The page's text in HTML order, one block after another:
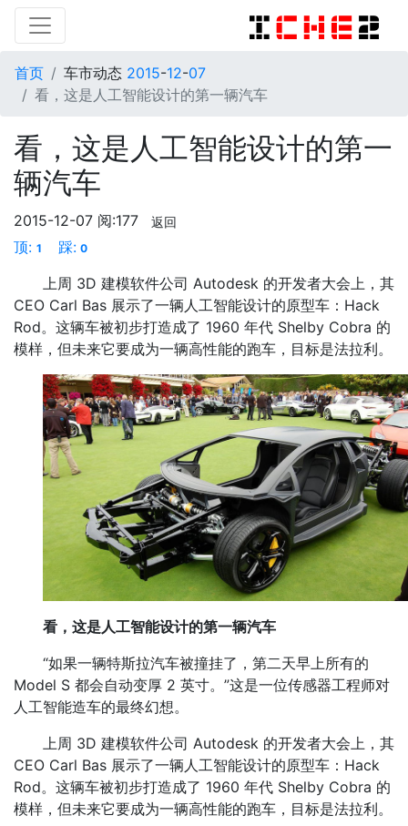
首页 车市动态 2015-12-07
看，这是人工智能设计的第一辆汽车
看，这是人工智能设计的第一
辆汽车
2015-12-07 阅:177 返回
顶: 1 踩: 0
上周 3D 建模软件公司 Autodesk 的开发者大会上，其
CEO Carl Bas 展示了一辆人工智能设计的原型车：Hack
Rod。这辆车被初步打造成了 1960 年代 Shelby Cobra 的
模样，但未来它要成为一辆高性能的跑车，目标是法拉利。
看，这是人工智能设计的第一辆汽车
“如果一辆特斯拉汽车被撞挂了，第二天早上所有的
Model S 都会自动变厚 2 英寸。”这是一位传感器工程师对
人工智能造车的最终幻想。
上周 3D 建模软件公司 Autodesk 的开发者大会上，其
CEO Carl Bas 展示了一辆人工智能设计的原型车：Hack
Rod。这辆车被初步打造成了 1960 年代 Shelby Cobra 的
模样，但未来它要成为一辆高性能的跑车，目标是法拉利。